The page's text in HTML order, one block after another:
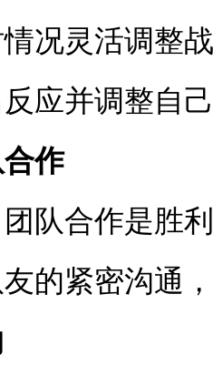
况灵活调整
应并调整自
作
队合作是胜
的紧密沟通